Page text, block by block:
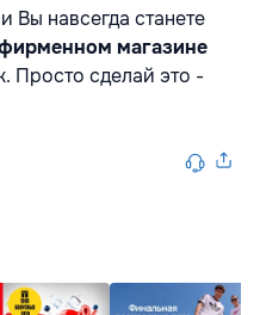
Вы навсегда станете
магазине
Просто сделай это -